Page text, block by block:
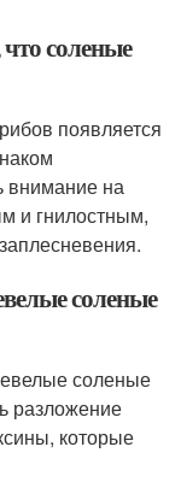
соленые
появляется
внимание на
и гнилостным,
соленые
соленые
разложение
которые